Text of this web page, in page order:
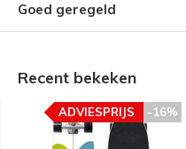
Goed geregeld
Recent bekeken
-16%
ADVIESPRIJS